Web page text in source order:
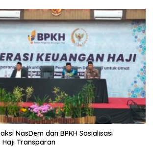
NasDem dan BPKH Sosialisasi
Haji Transparan